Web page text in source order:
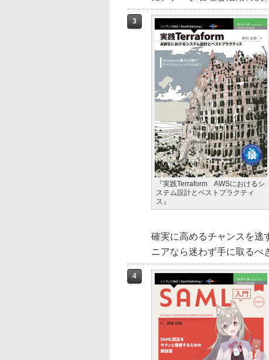
3
『実践Terraform AWSにおけるシ
ステム設計とベストプラクティ
ス』
確実に高めるチャンスを逃
ニアなら迷わず手に取るべ
4